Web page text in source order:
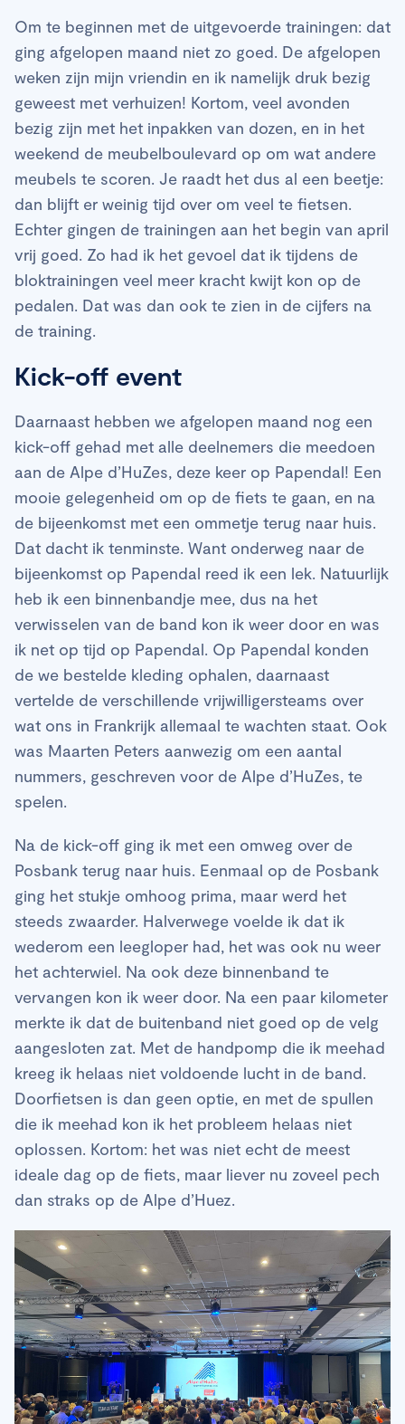
Om te beginnen met de uitgevoerde trainingen: dat
ging afgelopen maand niet zo goed. De afgelopen
weken zijn mijn vriendin en ik namelijk druk bezig
geweest met verhuizen! Kortom, veel avonden
bezig zijn met het inpakken van dozen, en in het
weekend de meubelboulevard op om wat andere
meubels te scoren. Je raadt het dus al een beetje:
dan blijft er weinig tijd over om veel te fietsen.
Echter gingen de trainingen aan het begin van april
vrij goed. Zo had ik het gevoel dat ik tijdens de
bloktrainingen veel meer kracht kwijt kon op de
pedalen. Dat was dan ook te zien in de cijfers na
de training.
Kick-off event
Daarnaast hebben we afgelopen maand nog een
kick-off gehad met alle deelnemers die meedoen
aan de Alpe d’HuZes, deze keer op Papendal! Een
mooie gelegenheid om op de fiets te gaan, en na
de bijeenkomst met een ommetje terug naar huis.
Dat dacht ik tenminste. Want onderweg naar de
bijeenkomst op Papendal reed ik een lek. Natuurlijk
heb ik een binnenbandje mee, dus na het
verwisselen van de band kon ik weer door en was
ik net op tijd op Papendal. Op Papendal konden
de we bestelde kleding ophalen, daarnaast
vertelde de verschillende vrijwilligersteams over
wat ons in Frankrijk allemaal te wachten staat. Ook
was Maarten Peters aanwezig om een aantal
nummers, geschreven voor de Alpe d’HuZes, te
spelen.
Na de kick-off ging ik met een omweg over de
Posbank terug naar huis. Eenmaal op de Posbank
ging het stukje omhoog prima, maar werd het
steeds zwaarder. Halverwege voelde ik dat ik
wederom een leegloper had, het was ook nu weer
het achterwiel. Na ook deze binnenband te
vervangen kon ik weer door. Na een paar kilometer
merkte ik dat de buitenband niet goed op de velg
aangesloten zat. Met de handpomp die ik meehad
kreeg ik helaas niet voldoende lucht in de band.
Doorfietsen is dan geen optie, en met de spullen
die ik meehad kon ik het probleem helaas niet
oplossen. Kortom: het was niet echt de meest
ideale dag op de fiets, maar liever nu zoveel pech
dan straks op de Alpe d’Huez.